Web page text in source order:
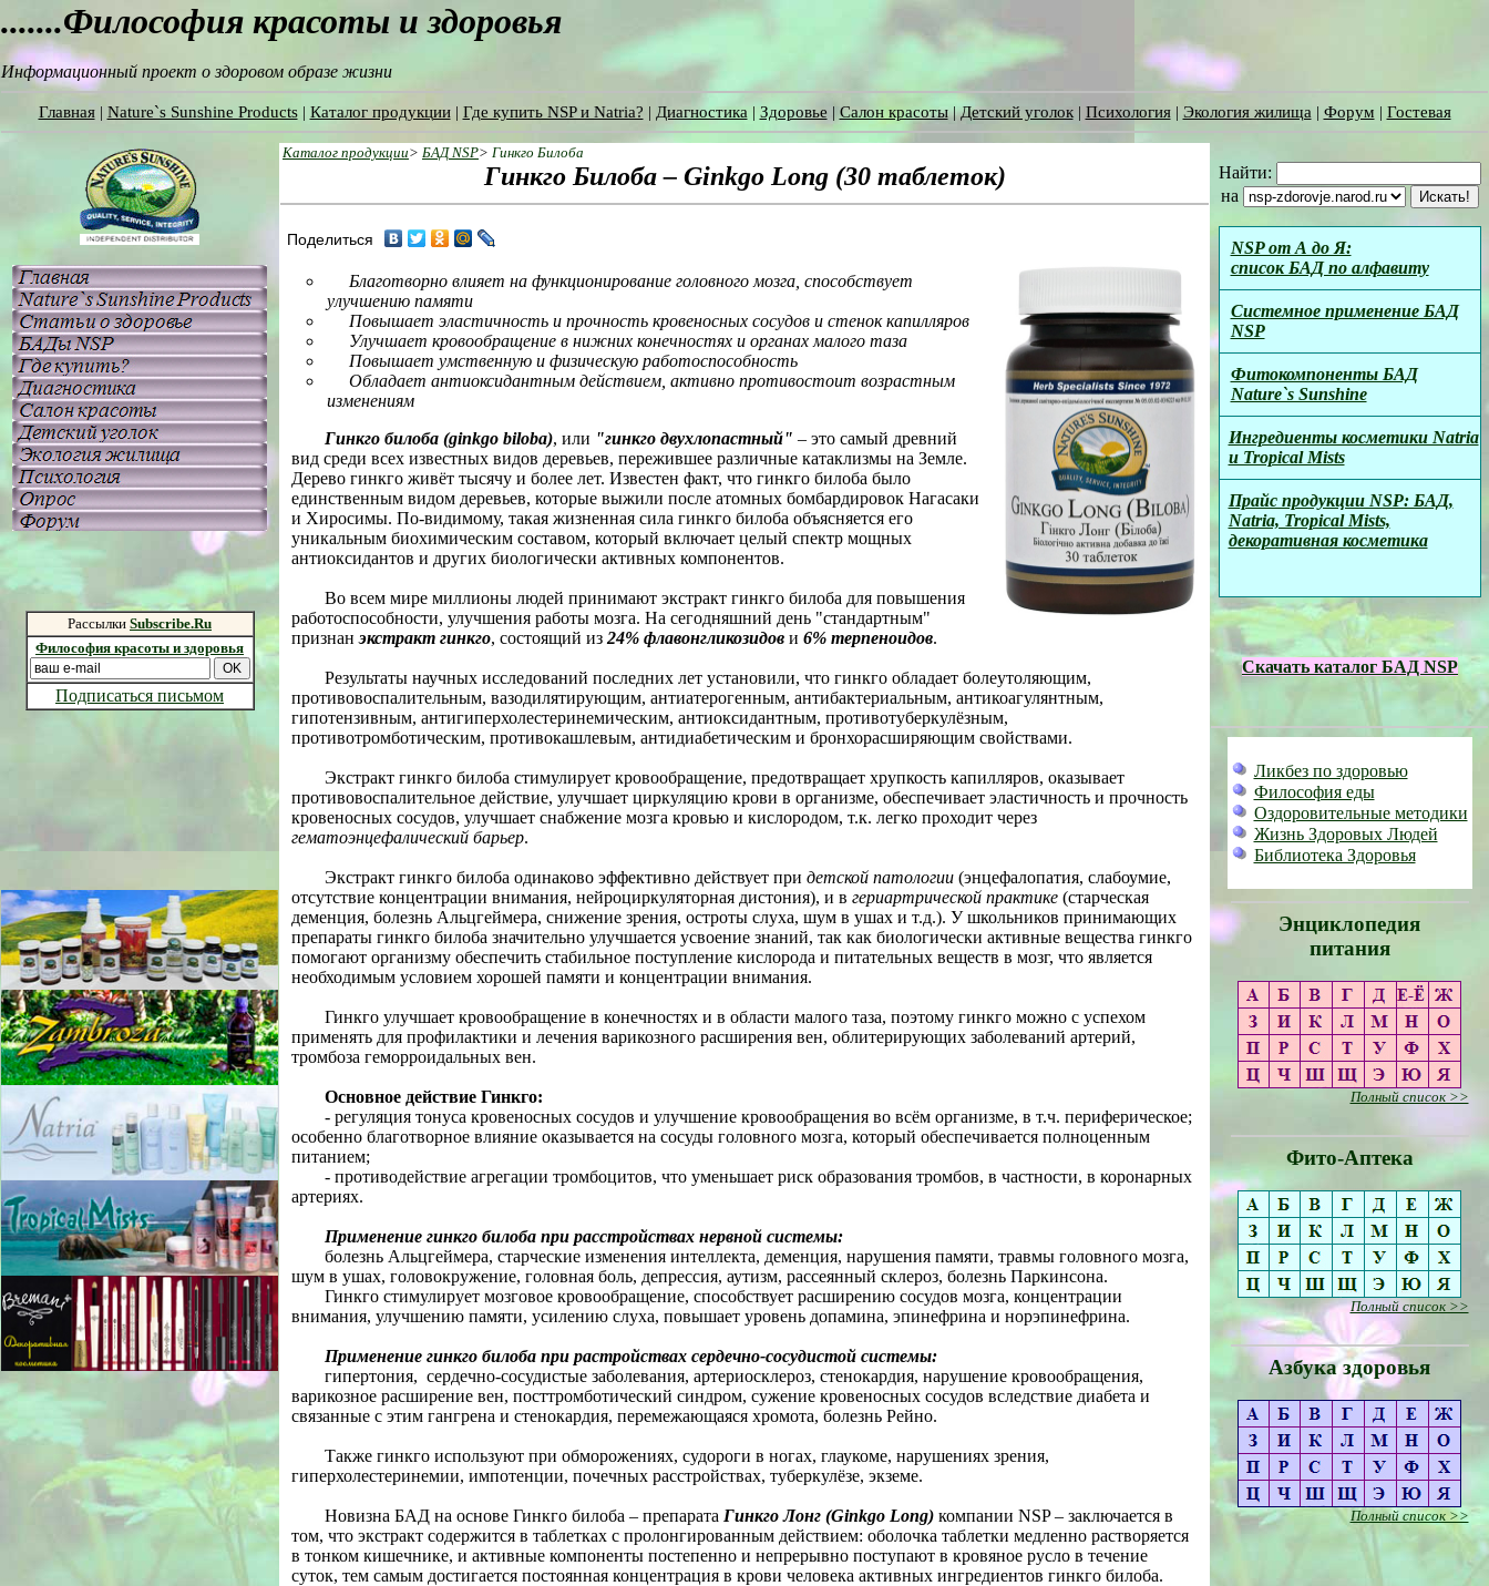
.......Философия красоты и здоровья
Информационный проект о здоровом образе жизни
Главная | Nature`s Sunshine Products| Каталог продукции| Где купить NSP и Natria? | Диагностика | Здоровье | Салон красоты|Детский уголок| Психология| Экология жилища | Форум | Гостевая
Рассылки Subscribe.Ru
Философия красоты и здоровья
Подписаться письмом
Каталог продукции> БАД NSP> Гинкго Билоба
Гинкго Билоба – Ginkgo Long (30 таблеток)
Найти:
на
NSP от А до Я:
список БАД по алфавиту
Системное применение БАД
NSP
Фитокомпоненты БАД
Nature`s Sunshine
Ингредиенты косметики Natria
и Tropical Mists
Прайс продукции NSP: БАД,
Natria, Tropical Mists,
декоративная косметика
Скачать каталог БАД NSP
Ликбез по здоровью
Философия еды
Оздоровительные методики
Жизнь Здоровых Людей
Библиотека Здоровья
Энциклопедия
питания
Полный список >>
Фито-Аптека
Полный список >>
Азбука здоровья
Полный список >>
Поделиться
Благотворно влияет на функционирование головного мозга, способствует
улучшению памяти
Повышает эластичность и прочность кровеносных сосудов и стенок капилляров
Улучшает кровообращение в нижних конечностях и органах малого таза
Повышает умственную и физическую работоспособность
Обладает антиоксидантным действием, активно противостоит возрастным
изменениям
Гинкго билоба (ginkgo biloba), или "гинкго двухлопастный" – это самый древний
вид среди всех известных видов деревьев, пережившее различные катаклизмы на Земле.
Дерево гинкго живёт тысячу и более лет. Известен факт, что гинкго билоба было
единственным видом деревьев, которые выжили после атомных бомбардировок Нагасаки
и Хиросимы. По-видимому, такая жизненная сила гинкго билоба объясняется его
уникальным биохимическим составом, который включает целый спектр мощных
антиоксидантов и других биологически активных компонентов.
Во всем мире миллионы людей принимают экстракт гинкго билоба для повышения
работоспособности, улучшения работы мозга. На сегодняшний день "стандартным"
признанэкстракт гинкго, состоящий из 24% флавонгликозидов и 6% терпеноидов.
Результаты научных исследований последних лет установили, что гинкго обладает болеутоляющим,
противовоспалительным, вазодилятирующим, антиатерогенным, антибактериальным, антикоагулянтным,
гипотензивным, антигиперхолестеринемическим, антиоксидантным, противотуберкулёзным,
противотромботическим, противокашлевым, антидиабетическим и бронхорасширяющим свойствами.
Экстракт гинкго билоба стимулирует кровообращение, предотвращает хрупкость капилляров, оказывает
противовоспалительное действие, улучшает циркуляцию крови в организме, обеспечивает эластичность и прочность
кровеносных сосудов, улучшает снабжение мозга кровью и кислородом, т.к. легко проходит через
гематоэнцефалический барьер.
Экстракт гинкго билоба одинаково эффективно действует при детской патологии (энцефалопатия, слабоумие,
отсутствие концентрации внимания, нейроциркуляторная дистония), и в гериартрической практике (старческая
деменция, болезнь Альцгеймера, снижение зрения, остроты слуха, шум в ушах и т.д.). У школьников принимающих
препараты гинкго билоба значительно улучшается усвоение знаний, так как биологически активные вещества гинкго
помогают организму обеспечить стабильное поступление кислорода и питательных веществ в мозг, что является
необходимым условием хорошей памяти и концентрации внимания.
Гинкго улучшает кровообращение в конечностях и в области малого таза, поэтому гинкго можно с успехом
применять для профилактики и лечения варикозного расширения вен, облитерирующих заболеваний артерий,
тромбоза геморроидальных вен.
Основное действие Гинкго:
- регуляция тонуса кровеносных сосудов и улучшение кровообращения во всём организме, в т.ч. периферическое;
особенно благотворное влияние оказывается на сосуды головного мозга, который обеспечивается полноценным
питанием;
- противодействие агрегации тромбоцитов, что уменьшает риск образования тромбов, в частности, в коронарных
артериях.
Применение гинкго билоба при расстройствах нервной системы:
болезнь Альцгеймера, старческие изменения интеллекта, деменция, нарушения памяти, травмы головного мозга,
шум в ушах, головокружение, головная боль, депрессия, аутизм, рассеянный склероз, болезнь Паркинсона.
Гинкго стимулирует мозговое кровообращение, способствует расширению сосудов мозга, концентрации
внимания, улучшению памяти, усилению слуха, повышает уровень допамина, эпинефрина и норэпинефрина.
Применение гинкго билоба при растройствах сердечно-сосудистой системы:
гипертония, сердечно-сосудистые заболевания, артериосклероз, стенокардия, нарушение кровообращения,
варикозное расширение вен, посттромботический синдром, сужение кровеносных сосудов вследствие диабета и
связанные с этим гангрена и стенокардия, перемежающаяся хромота, болезнь Рейно.
Также гинкго используют при обморожениях, судороги в ногах, глаукоме, нарушениях зрения,
гиперхолестеринемии, импотенции, почечных расстройствах, туберкулёзе, экземе.
Новизна БАД на основе Гинкго билоба – препарата Гинкго Лонг (Ginkgo Long) компании NSP – заключается в
том, что экстракт содержится в таблетках с пролонгированным действием: оболочка таблетки медленно растворяется
в тонком кишечнике, и активные компоненты постепенно и непрерывно поступают в кровяное русло в течение
суток, тем самым достигается постоянная концентрация в крови человека активных ингредиентов гинкго билоба.